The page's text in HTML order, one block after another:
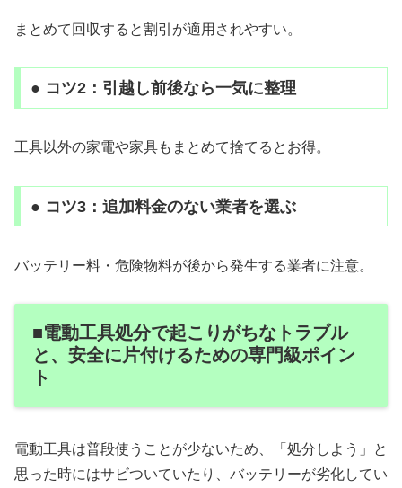
まとめて回収すると割引が適用されやすい。
● コツ2：引越し前後なら一気に整理
工具以外の家電や家具もまとめて捨てるとお得。
● コツ3：追加料金のない業者を選ぶ
バッテリー料・危険物料が後から発生する業者に注意。
■電動工具処分で起こりがちなトラブル
と、安全に片付けるための専門級ポイン
ト
電動工具は普段使うことが少ないため、「処分しよう」と
思った時にはサビついていたり、バッテリーが劣化してい